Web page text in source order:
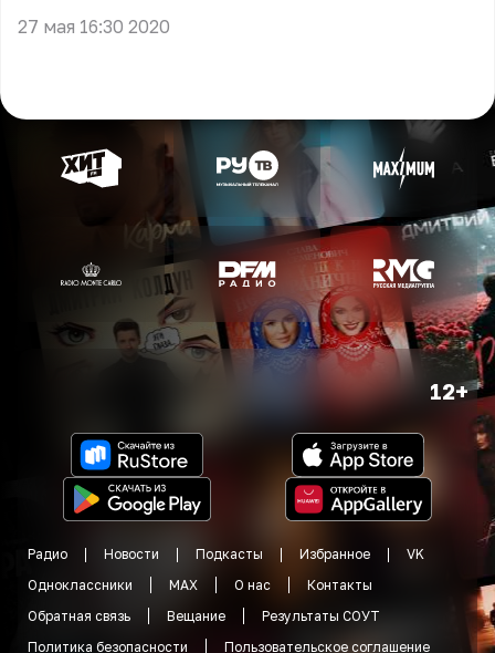
27 мая 16:30 2020
12+
Радио Новости Подкасты Избранное
VK
Одноклассники
MAX О нас
Контакты
Обратная связь
Вещание
Результаты СОУТ
Политика безопасности
Пользовательское соглашение